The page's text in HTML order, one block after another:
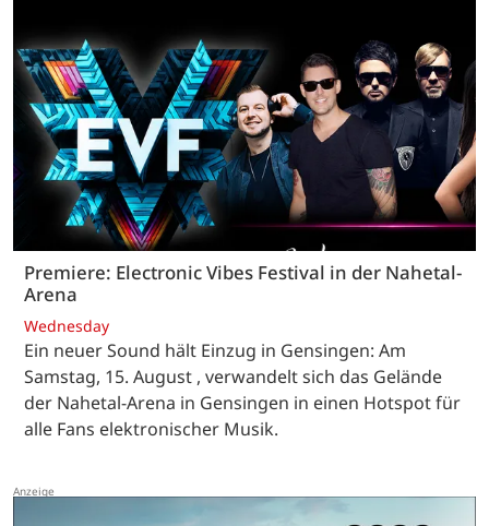
Premiere: Electronic Vibes Festival in der Nahetal-
Arena
Wednesday
Ein neuer Sound hält Einzug in Gensingen: Am
Samstag, 15. August , verwandelt sich das Gelände
der Nahetal-Arena in Gensingen in einen Hotspot für
alle Fans elektronischer Musik.